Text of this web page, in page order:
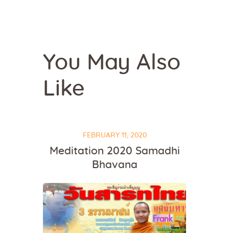
You May Also
Like
FEBRUARY 11, 2020
Meditation 2020 Samadhi
Bhavana